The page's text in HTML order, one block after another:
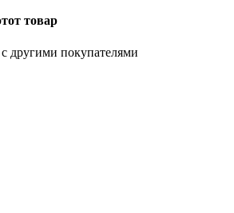
товар
другими покупателями